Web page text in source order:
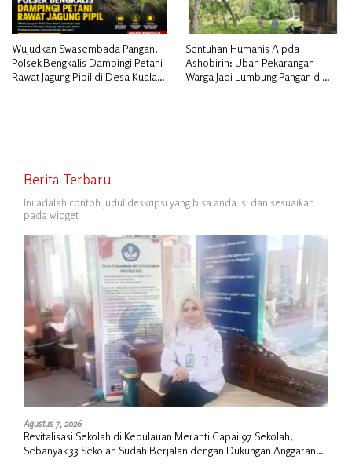
Wujudkan Swasembada Pangan,
Polsek Bengkalis Dampingi Petani
Rawat Jagung Pipil di Desa Kuala
Sentuhan Humanis Aipda
Ashobirin: Ubah Pekarangan
Warga Jadi Lumbung Pangan di
Berita Terbaru
Ini adalah contoh judul deskripsi yang bisa anda isi dan sesuaikan
pada widget
Agustus 7, 2026
Revitalisasi Sekolah di Kepulauan Meranti Capai 97 Sekolah,
Sebanyak 33 Sekolah Sudah Berjalan dengan Dukungan Anggaran